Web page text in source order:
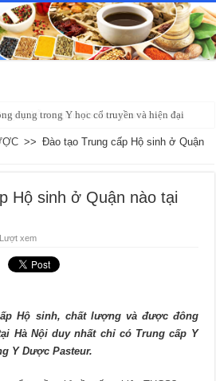
dụng trong Y học cổ truyền và hiện đại
>> Đào tạo Trung cấp Hộ sinh ở Quận
Hộ sinh ở Quận nào tại
xem
Hộ sinh, chất lượng và được đông
Hà Nội duy nhất chỉ có Trung cấp Y
Y Dược Pasteur.